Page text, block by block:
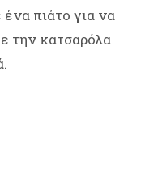
πιάτο για να
την κατσαρόλα